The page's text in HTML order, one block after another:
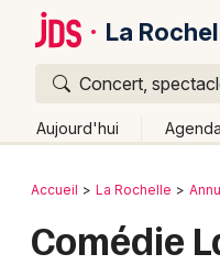
La
Concert,
Aujourd'hui Agenda
Publier un
Bordeaux
Retour
Accueil La Rochelle
Comédie
Quoi ?
Où ?
Poitou-Charente